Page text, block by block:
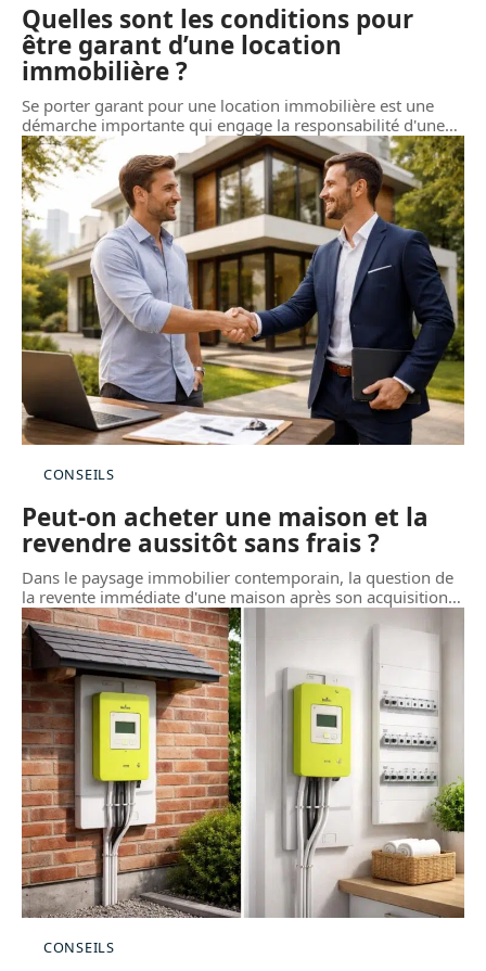
Quelles sont les conditions pour
être garant d’une location
immobilière ?
Se porter garant pour une location immobilière est une
démarche importante qui engage la responsabilité d'une…
CONSEILS
Peut-on acheter une maison et la
revendre aussitôt sans frais ?
Dans le paysage immobilier contemporain, la question de
la revente immédiate d'une maison après son acquisition…
CONSEILS